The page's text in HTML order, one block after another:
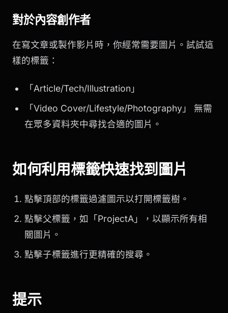
對於內容創作者
在寫文章或製作影片時，你經常需要圖片。試試這
樣的標籤：
「Article/Tech/Illustration」
「Video Cover/Lifestyle/Photography」 無需
在眾多資料夾中尋找合適的圖片。
如何利用標籤快速找到圖片
點擊頂部的標籤過濾圖示以打開標籤樹。
點擊父標籤，如「ProjectA」，以顯示所有相
關圖片。
點擊子標籤進行更精確的搜尋。
提示